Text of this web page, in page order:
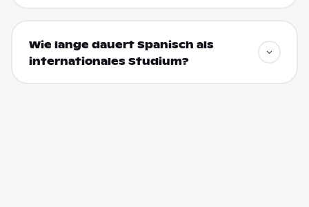
Wie lange dauert Spanisch als
internationales Studium?